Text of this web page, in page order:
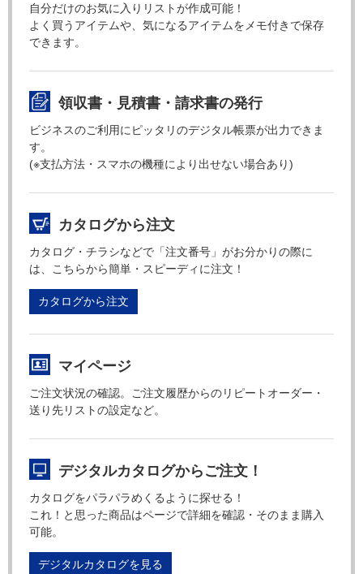
自分だけのお気に入りリストが作成可能！
よく買うアイテムや、気になるアイテムをメモ付きで保存
できます。
領収書・見積書・請求書の発行
ビジネスのご利用にピッタリのデジタル帳票が出力できま
す。
(※支払方法・スマホの機種により出せない場合あり)
カタログから注文
カタログ・チラシなどで「注文番号」がお分かりの際に
は、こちらから簡単・スピーディに注文！
カタログから注文
マイページ
ご注文状況の確認。ご注文履歴からのリピートオーダー・
送り先リストの設定など。
デジタルカタログからご注文！
カタログをパラパラめくるように探せる！
これ！と思った商品はページで詳細を確認・そのまま購入
可能。
デジタルカタログを見る